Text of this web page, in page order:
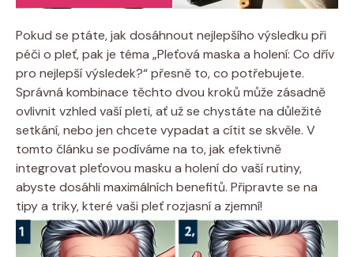
Pokud se ptáte, jak dosáhnout nejlepšího výsledku při
péči o pleť, pak je téma „Pleťová maska a holení: Co dřív
pro nejlepší výsledek?“ přesně to, co potřebujete.
Správná kombinace těchto dvou kroků může zásadně
ovlivnit vzhled vaší pleti, ať už se chystáte na důležité
setkání, nebo jen chcete vypadat a cítit se skvěle. V
tomto článku se podíváme na to, jak efektivně
integrovat pleťovou masku a holení do vaší rutiny,
abyste dosáhli maximálních benefitů. Připravte se na
tipy a triky, které vaši pleť rozjasní a zjemní!